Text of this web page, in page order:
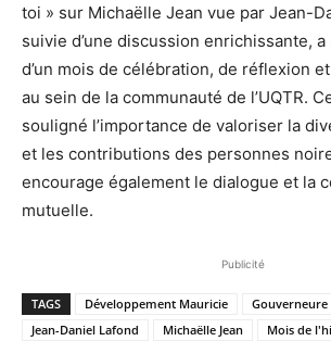
toi » sur Michaëlle Jean vue par Jean-
suivie d’une discussion enrichissante,
d’un mois de célébration, de réflexion
au sein de la communauté de l’UQTR.
souligné l’importance de valoriser la
et les contributions des personnes
encourage également le dialogue et la
mutuelle.
Publicité
TAGS Développement Mauricie
Gouverneure
Jean-Daniel Lafond
Michaëlle Jean Mois de